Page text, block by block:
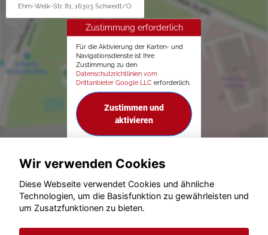
Ehm-Welk-Str. 81, 16303 Schwedt/O.
Zustimmung erforderlich
Für die Aktivierung der Karten- und
Navigationsdienste ist Ihre
Zustimmung zu den
Datenschutzrichtlinien vom
Drittanbieter Google LLC erforderlich.
Zustimmen und
aktivieren
© konjunkturmotor.de GmbH 2020 - 2026
Wir verwenden Cookies
Diese Webseite verwendet Cookies und ähnliche
Technologien, um die Basisfunktion zu gewährleisten und
um Zusatzfunktionen zu bieten.